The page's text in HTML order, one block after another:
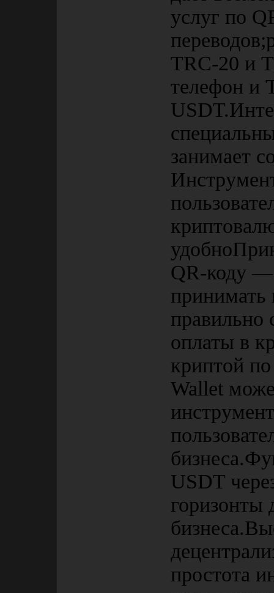
услуг по
TRC-20 и
телефон и
занимает
QR-коду —
принимать
правильно
оплаты в
криптой
Wallet
USDT
горизонты
простота